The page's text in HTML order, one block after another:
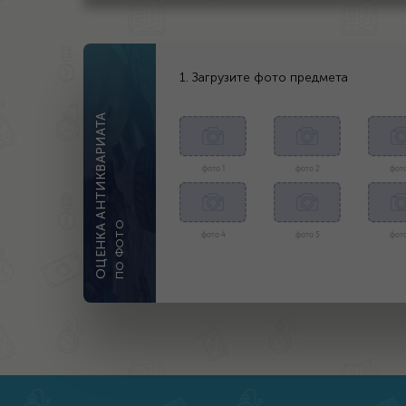
ОЦЕНКА АНТИКВАРИАТАПО ФОТО
1. Загрузите фото предмета
фото 1 фото 2
фото 4 фото 5